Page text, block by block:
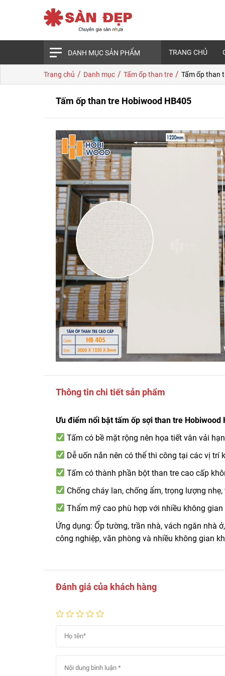
DANH MỤC SẢN PHẨM TRANG CHỦ
Trang chủ / Danh mục / Tấm ốp than tre / Tấm ốp than
Tấm ốp than tre Hobiwood HB405
Thông tin chi tiết sản phẩm
Ưu điểm nổi bật tấm ốp sợi than tre Hobiwood
Tấm có bề mặt rộng nên họa tiết vân vải
Dễ uốn nắn nên có thể thi công tại các vị trí
Tấm có thành phần bột than tre cao cấp
Chống cháy lan, chống ẩm, trọng lượng
Thẩm mỹ cao phù hợp với nhiều không gian
Ứng dụng: Ốp tường, trần nhà, vách ngăn nhà
công nghiệp, văn phòng và nhiều không gian
Đánh giá của khách hàng